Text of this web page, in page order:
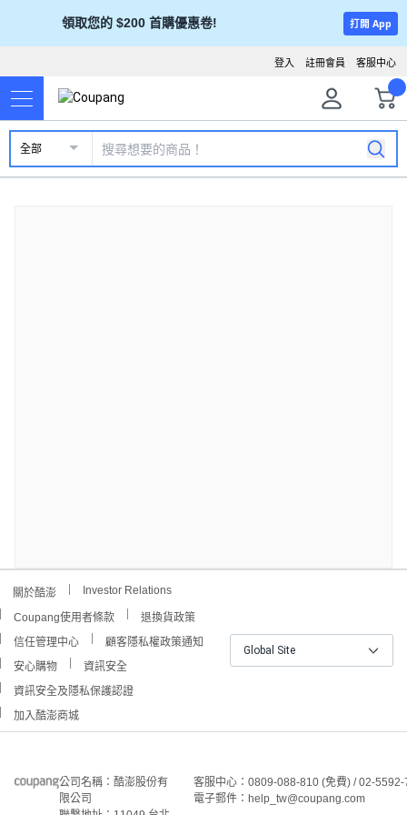
領取您的 $200 首購優惠卷! 打開 App
客服中心
註冊會員
登入
全部
關於酷澎 Investor Relations
Coupang使用者條款
退換貨政策
信任管理中心
顧客隱私權政策通知
安心購物
資訊安全
資訊安全及隱私保護認證
加入酷澎商城
Global Site
公司名稱：酷澎股份有
限公司
客服中心：0809-088-810 (免費) / 02-
電子郵件：help_tw@coupang.com